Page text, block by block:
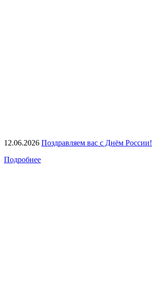
12.06.2026 Поздравляем вас с Днём России!
Подробнее